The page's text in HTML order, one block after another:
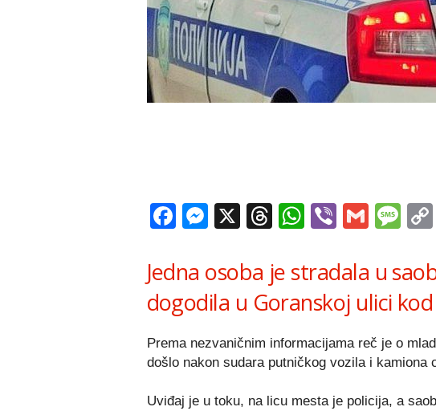
Facebook
Messenger
X Threads
WhatsApp
ViberGmail
Jedna osoba je stradala u
dogodila u Goranskoj ulici kod
Prema nezvaničnim informacijama reč je o
došlo nakon sudara putničkog vozila i kamiona
Uviđaj je u toku, na licu mesta je policija, a